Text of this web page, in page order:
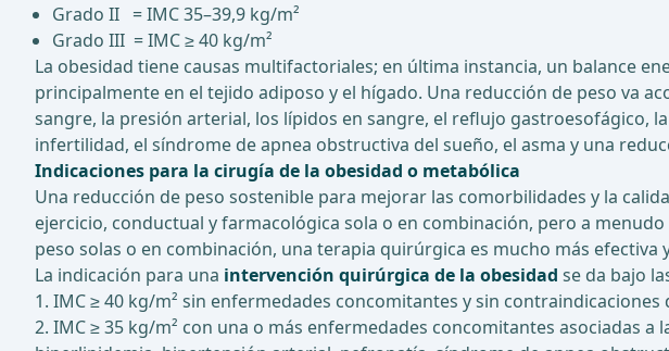
Grado II = IMC 35–39,9 kg/m²
Grado III = IMC ≥ 40 kg/m²
La obesidad tiene causas multifactoriales; en última instancia, un balance
principalmente en el tejido adiposo y el hígado. Una reducción de peso va
sangre, la presión arterial, los lípidos en sangre, el reflujo gastroesofágico,
infertilidad, el síndrome de apnea obstructiva del sueño, el asma y una
Indicaciones para la cirugía de la obesidad o metabólica
Una reducción de peso sostenible para mejorar las comorbilidades y la
ejercicio, conductual y farmacológica sola o en combinación, pero a
peso solas o en combinación, una terapia quirúrgica es mucho más
La indicación para una intervención quirúrgica de la obesidad se da bajo
1. IMC ≥ 40 kg/m² sin enfermedades concomitantes y sin
2. IMC ≥ 35 kg/m² con una o más enfermedades concomitantes asociadas